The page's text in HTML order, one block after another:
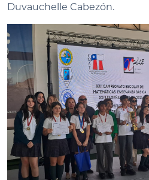
Duvauchelle Cabezón.